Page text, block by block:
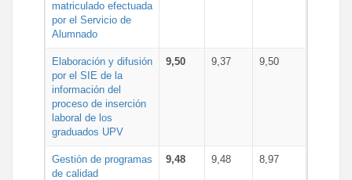
matriculado efectuada
por el Servicio de
Alumnado
Elaboración y difusión
por el SIE de la
información del
proceso de inserción
laboral de los
graduados UPV
9,50 9,37 9,50
Gestión de programas
de calidad
9,48 9,48 8,97